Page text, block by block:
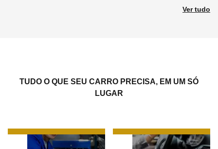
Ver tudo
TUDO O QUE SEU CARRO PRECISA, EM UM SÓ
LUGAR